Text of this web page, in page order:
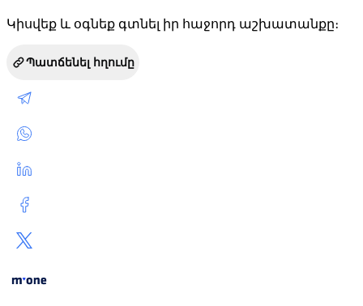
Կիսվեք և օգնեք գտնել իր հաջորդ աշխատանքը։
Պատճենել հղումը